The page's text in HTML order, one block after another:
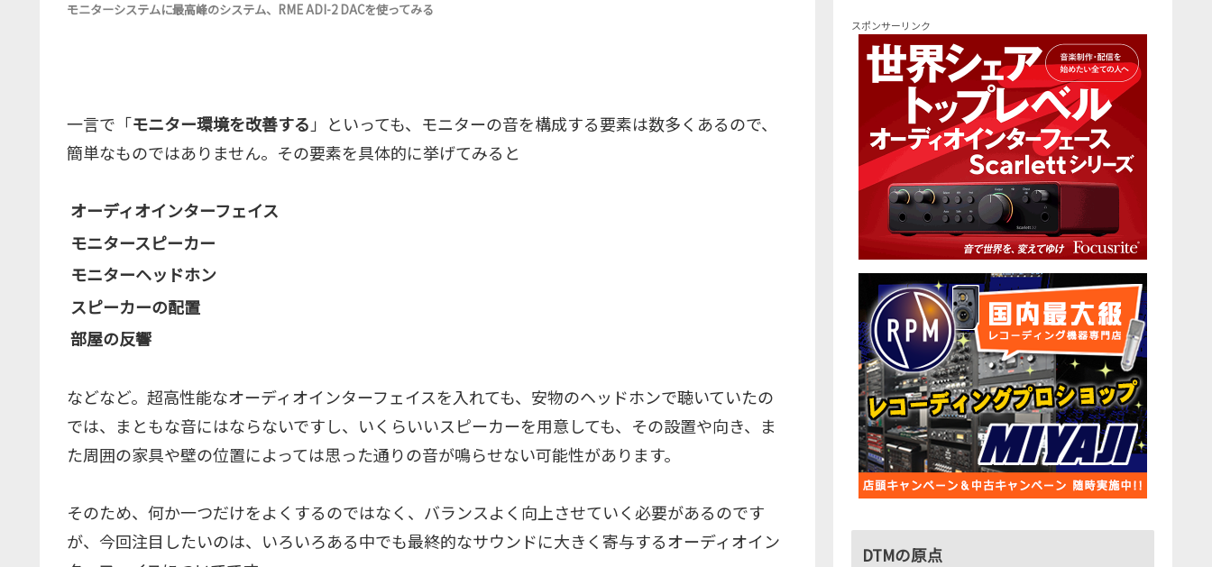
モニターシステムに最高峰のシステム、RME ADI-2 DACを使ってみる
一言で「モニター環境を改善する 」といっても、モニターの音を構成する要素は数多くあるので、
簡単なものではありません。その要素を具体的に挙げてみると
オーディオインターフェイス
モニタースピーカー
モニターヘッドホン
スピーカーの配置
部屋の反響
などなど。超高性能なオーディオインターフェイスを入れても、安物のヘッドホンで聴いていたの
では、まともな音にはならないですし、いくらいいスピーカーを用意しても、その設置や向き、ま
た周囲の家具や壁の位置によっては思った通りの音が鳴らせない可能性があります。
そのため、何か一つだけをよくするのではなく、バランスよく向上させていく必要があるのです
が、今回注目したいのは、いろいろある中でも最終的なサウンドに大きく寄与するオーディオイン
スポンサーリンク
DTMの原点